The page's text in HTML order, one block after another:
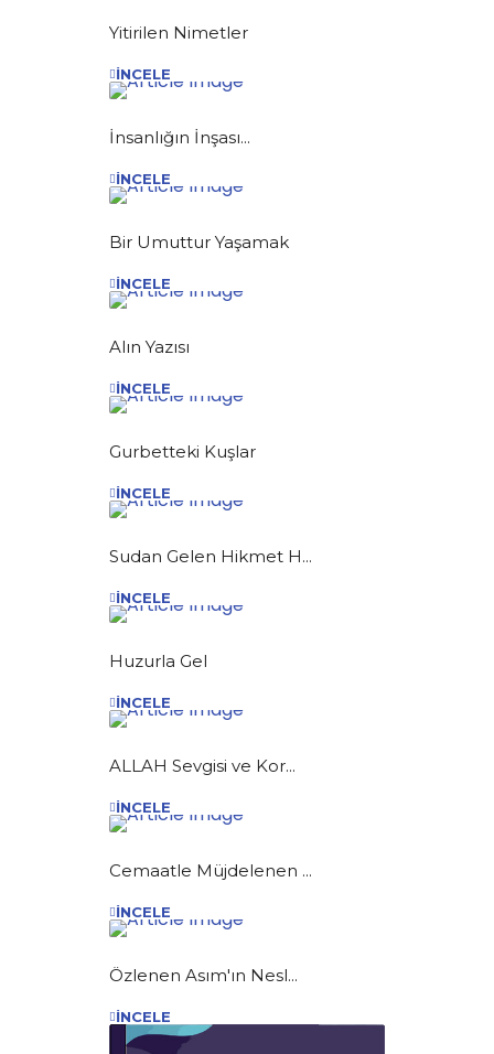
Yitirilen Nimetler
İNCELE
İnsanlığın İnşası...
İNCELE
Bir Umuttur Yaşamak
İNCELE
Alın Yazısı
İNCELE
Gurbetteki Kuşlar
İNCELE
Sudan Gelen Hikmet H...
İNCELE
Huzurla Gel
İNCELE
ALLAH Sevgisi ve Kor...
İNCELE
Cemaatle Müjdelenen ...
İNCELE
Özlenen Asım'ın Nesl...
İNCELE